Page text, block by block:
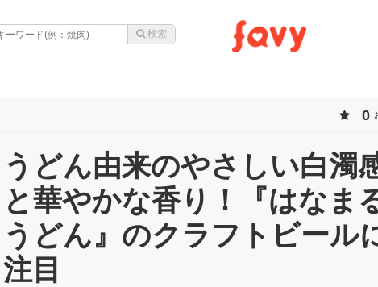
0
うどん由来のやさしい白濁
と華やかな香り！『はなま
うどん』のクラフトビール
注目